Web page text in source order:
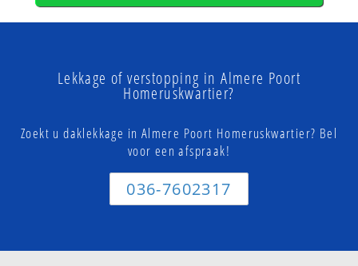
Lekkage of verstopping in Almere Poort
Homeruskwartier?
Zoekt u daklekkage in Almere Poort Homeruskwartier? Bel
voor een afspraak!
036-7602317